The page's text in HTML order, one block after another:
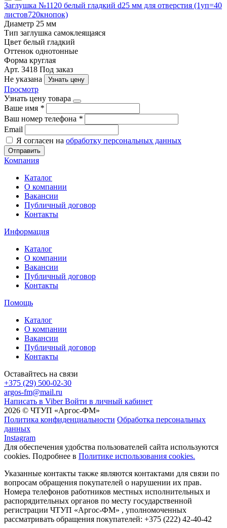
Заглушка №1120 белый гладкий d25 мм для отверстия (1уп=40
листов720кнопок)
Диаметр 25 мм
Тип заглушка самоклеящаяся
Цвет белый гладкий
Оттенок однотонные
Форма круглая
Арт. 3418 Под заказ
Не указана
Узнать цену
Просмотр
Узнать цену товара
Ваше имя *
Ваш номер телефона *
Email
Я согласен на обработку персональных данных
Отправить
Компания
Каталог
О компании
Вакансии
Публичный договор
Контакты
Информация
Каталог
О компании
Вакансии
Публичный договор
Контакты
Помощь
Каталог
О компании
Вакансии
Публичный договор
Контакты
Оставайтесь на связи
+375 (29) 500-02-30
argos-fm@mail.ru
Написать в Viber Войти в личный кабинет
2026 © ЧТУП «Аргос-ФМ»
Политика конфиденциальности Обработка персональных
данных
Instagram
Для обеспечения удобства пользователей сайта используются
cookies. Подробнее в Политике использования cookies.
Указанные контакты также являются контактами для связи по
вопросам обращения покупателей о нарушении их прав.
Номера телефонов работников местных исполнительных и
распорядительных органов по месту государственной
регистрации ЧТУП «Аргос-ФМ» , уполномоченных
рассматривать обращения покупателей: +375 (222) 42-40-42